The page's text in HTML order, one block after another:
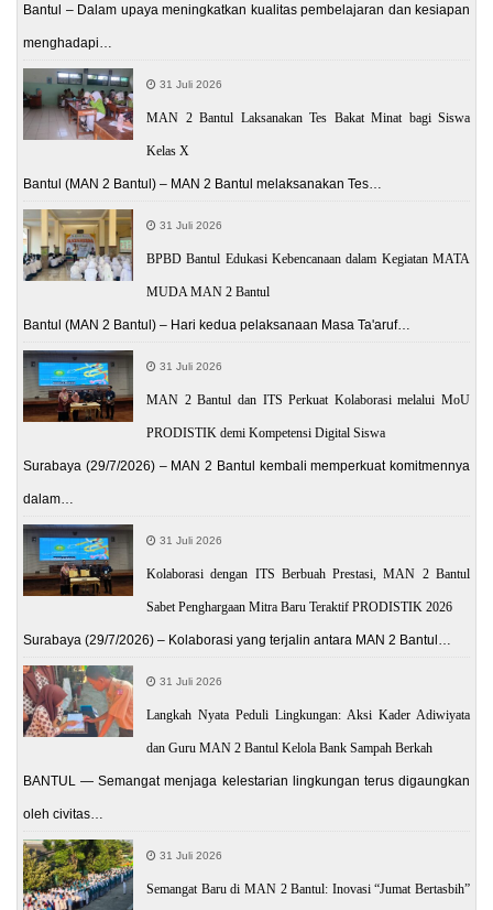
Bantul – Dalam upaya meningkatkan kualitas pembelajaran dan kesiapan
menghadapi…
31 Juli 2026
MAN 2 Bantul Laksanakan Tes Bakat Minat bagi Siswa
Kelas X
Bantul (MAN 2 Bantul) – MAN 2 Bantul melaksanakan Tes…
31 Juli 2026
BPBD Bantul Edukasi Kebencanaan dalam Kegiatan MATA
MUDA MAN 2 Bantul
Bantul (MAN 2 Bantul) – Hari kedua pelaksanaan Masa Ta'aruf…
31 Juli 2026
MAN 2 Bantul dan ITS Perkuat Kolaborasi melalui MoU
PRODISTIK demi Kompetensi Digital Siswa
Surabaya (29/7/2026) – MAN 2 Bantul kembali memperkuat komitmennya
dalam…
31 Juli 2026
Kolaborasi dengan ITS Berbuah Prestasi, MAN 2 Bantul
Sabet Penghargaan Mitra Baru Teraktif PRODISTIK 2026
Surabaya (29/7/2026) – Kolaborasi yang terjalin antara MAN 2 Bantul…
31 Juli 2026
Langkah Nyata Peduli Lingkungan: Aksi Kader Adiwiyata
dan Guru MAN 2 Bantul Kelola Bank Sampah Berkah
BANTUL — Semangat menjaga kelestarian lingkungan terus digaungkan
oleh civitas…
31 Juli 2026
Semangat Baru di MAN 2 Bantul: Inovasi “Jumat Bertasbih”